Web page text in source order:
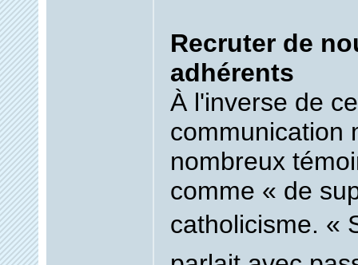
Recruter de
adhérents
À l'inverse de
communication
nombreux
comme « de
catholicisme. «